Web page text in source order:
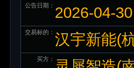
公告日期： 2026-04-30
交易标的： 汉宇新能(
买方：